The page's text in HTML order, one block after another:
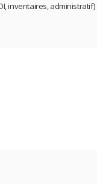
inventaires, administratif)